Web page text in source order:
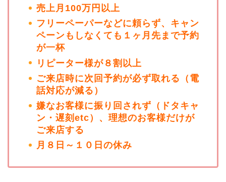
売上月100万円以上
フリーペーパーなどに頼らず、キャン
ペーンもしなくても１ヶ月先まで予約
が一杯
リピーター様が８割以上
ご来店時に次回予約が必ず取れる（電
話対応が減る）
嫌なお客様に振り回されず（ドタキャ
ン・遅刻etc）、理想のお客様だけが
ご来店する
月８日～１０日の休み